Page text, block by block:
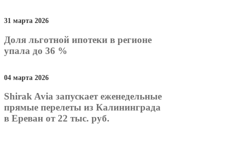
31 марта 2026
Доля льготной ипотеки в регионе
упала до 36 %
04 марта 2026
Shirak Avia запускает еженедельные
прямые перелеты из Калининграда
в Ереван от 22 тыс. руб.